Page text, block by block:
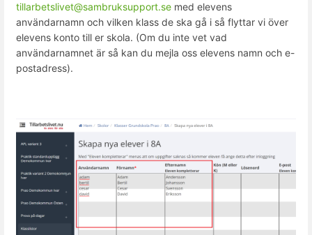
tillarbetslivet@sambruksupport.se med elevens
användarnamn och vilken klass de ska gå i så flyttar vi över
elevens konto till er skola. (Om du inte vet vad
användarnamnet är så kan du mejla oss elevens namn och e-
postadress).